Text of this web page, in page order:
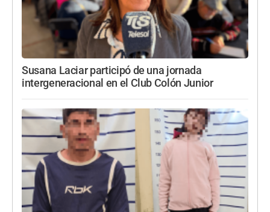
Susana Laciar participó de una jornada
intergeneracional en el Club Colón Junior